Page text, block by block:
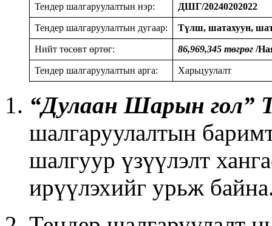
Тендер шалгаруулалтын нэр: ДШГ/20240202022
Тендер шалгаруулалтын дугаар: Түлш, шатахуун,
Нийт төсөвт өртөг: 86,969,345 төгрөг /
Тендер шалгаруулалтын арга: Харьцуулалт
“Дулаан Шарын
шалгаруулалтын
шалгуур үзүүлэлт
ирүүлэхийг урьж